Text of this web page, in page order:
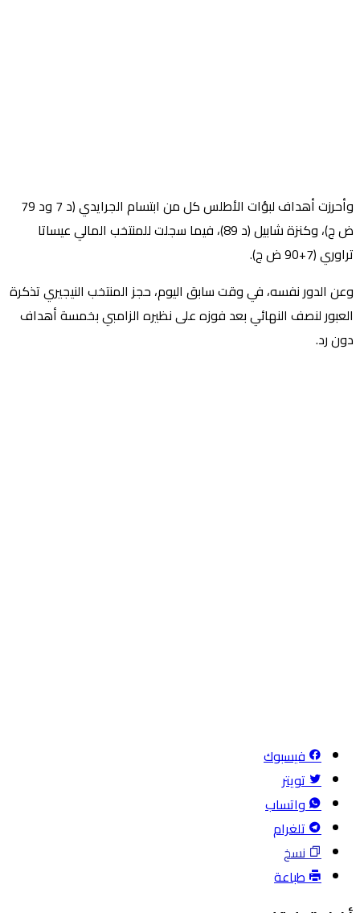
وأحرزت أهداف لبؤات الأطلس كل من ابتسام الجرايدي (د 7 ود 79
ض ج)، وكنزة شابيل (د 89)، فيما سجلت للمنتخب المالي عيساتا
تراوري (7+90 ض ج).
وعن الدور نفسه، في وقت سابق اليوم، حجز المنتخب النيجيري تذكرة
العبور لنصف النهائي بعد فوزه على نظيره الزامبي بخمسة أهداف
دون رد.
فيسبوك
تويتر
واتساب
تلغرام
نسخ
طباعة